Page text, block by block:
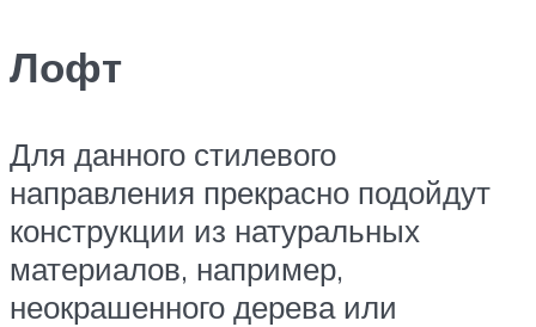
Лофт
Для данного стилевого
направления прекрасно подойдут
конструкции из натуральных
материалов, например,
неокрашенного дерева или